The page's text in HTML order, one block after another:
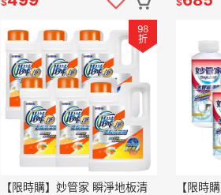
98
折
【限時購】妙管家 瞬淨地板清
【限時